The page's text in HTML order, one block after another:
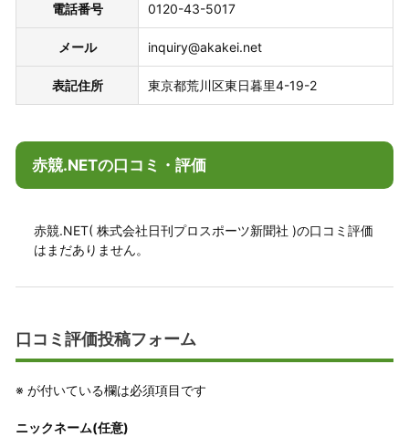
電話番号 0120-43-5017
メール inquiry@akakei.net
表記住所 東京都荒川区東日暮里4-19-2
赤競.NETの口コミ・評価
赤競.NET( 株式会社日刊プロスポーツ新聞社 )の口コミ評価
はまだありません。
口コミ評価投稿フォーム
※ が付いている欄は必須項目です
ニックネーム(任意)